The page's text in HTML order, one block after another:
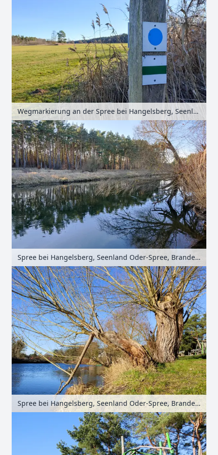
Wegmarkierung an der Spree bei Hangelsberg, Seenland Oder-Spree, Brandenburg, Deutschland
Spree bei Hangelsberg, Seenland Oder-Spree, Brandenburg, Deutschland
Spree bei Hangelsberg, Seenland Oder-Spree, Brandenburg, Deutschland